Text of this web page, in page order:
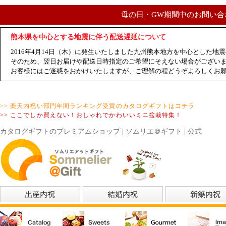
母の日・GW期間中のお問い
熊本県を中心とする地震に伴う配送遅延について
2016年4月14日（木）に発生いたしました九州熊本地方を中心とした地
そのため、翌日お届けや配送日時指定のご希望にそえない場合がござい
お客様にはご迷惑をおかけいたしますが、ご理解の程どうぞよろしくお
>> 楽天内祝い部門年間ランキング受賞のカタログギフトはコチラ
>> ここでしか買えない！おしゃれでかわいいミニ盆栽特集！
カタログギフトのプレミアムショップ | ソムリエ＠ギフト | 公式